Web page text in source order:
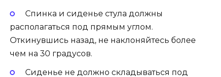
Спинка и сиденье стула должны
располагаться под прямым углом.
Откинувшись назад, не наклоняйтесь более
чем на 30 градусов.
Сиденье не должно складываться под